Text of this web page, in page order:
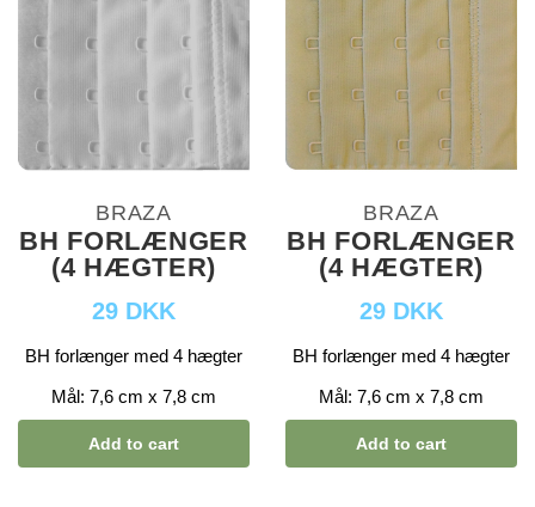
BRAZA
BH FORLÆNGER
(4 HÆGTER)
29 DKK
BH forlænger med 4 hægter
Mål: 7,6 cm x 7,8 cm
Add to cart
BRAZA
BH FORLÆNGER
(4 HÆGTER)
29 DKK
BH forlænger med 4 hægter
Mål: 7,6 cm x 7,8 cm
Add to cart